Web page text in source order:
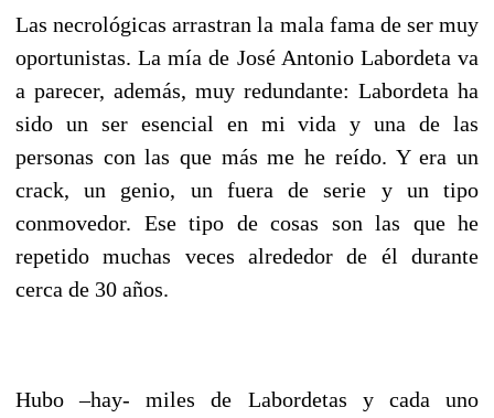
Las necrológicas arrastran la mala fama de ser muy
oportunistas. La mía de José Antonio Labordeta va
a parecer, además, muy redundante: Labordeta ha
sido un ser esencial en mi vida y una de las
personas con las que más me he reído. Y era un
crack, un genio, un fuera de serie y un tipo
conmovedor. Ese tipo de cosas son las que he
repetido muchas veces alrededor de él durante
cerca de 30 años.
Hubo –hay- miles de Labordetas y cada uno